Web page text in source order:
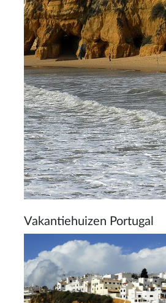
Vakantiehuizen Portugal